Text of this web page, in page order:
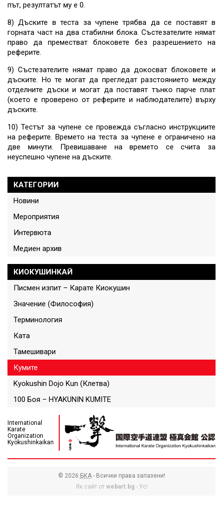
КАТЕГОРИИ
Новини
Мероприятия
Интервюта
Медиен архив
КИОКУШИНКАЙ
Писмен изпит – Карате Киокушин
Значение (Философия)
Терминология
Ката
Тамешивари
Кумите
Kyokushin Dojo Kun (Клетва)
100 Боя – HYAKUNIN KUMITE
път, резултатът му е 0.
8) Дъските в теста за чупене трябва да се поставят в
горната част на два стабилни блока. Състезателите нямат
право да преместват блоковете без разрешението на
реферите.
9) Състезателите нямат право да докосват блоковете и
дъските. Но те могат да прегледат разстоянието между
отделните дъски и могат да поставят тънко парче плат
(което е проверено от реферите и наблюдателите) върху
дъските.
10) Тестът за чупене се провежда съгласно инструкциите
на реферите. Времето на теста за чупене е ограничено на
две минути. Превишаване на времето се счита за
неуспешно чупене на дъските.
International
Karate
Organization
Kyokushinkaikan
© 2026 БКА- Всички права запазени!
Як сайт от webart.bg- Ус!